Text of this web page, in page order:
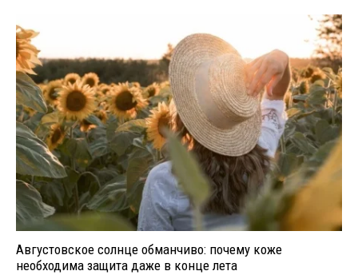
Августовское солнце обманчиво: почему коже
необходима защита даже в конце лета